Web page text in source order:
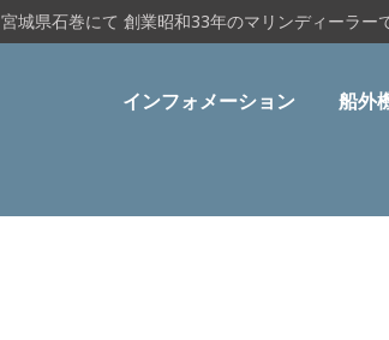
宮城県石巻にて 創業昭和33年のマリンディーラー
インフォメーション 船外